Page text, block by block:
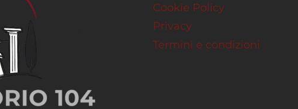
Cookie Policy
Privacy
Termini e condizioni